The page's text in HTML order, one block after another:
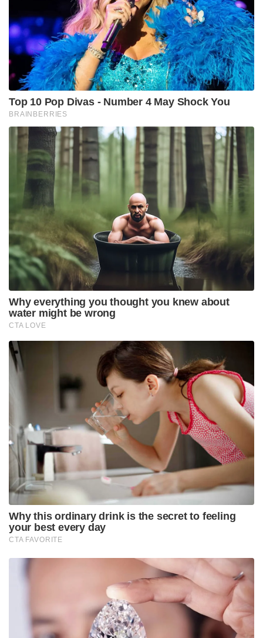
Top 10 Pop Divas - Number 4 May Shock You
BRAINBERRIES
Why everything you thought you knew about
water might be wrong
CTA LOVE
Why this ordinary drink is the secret to feeling
your best every day
CTA FAVORITE